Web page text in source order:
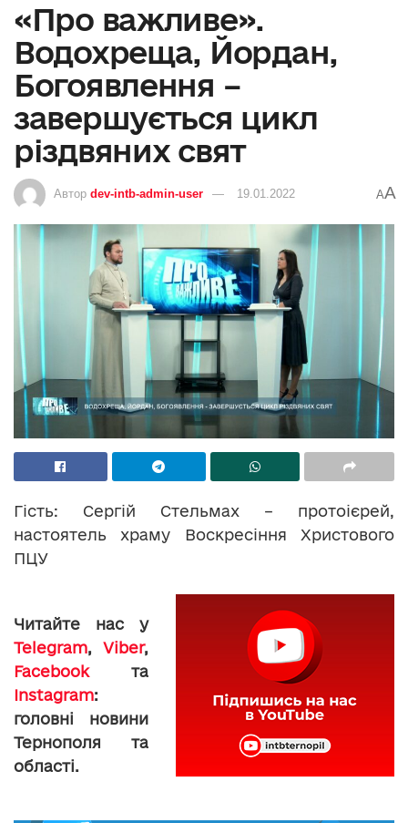
«Про важливе».
Водохреща, Йордан,
Богоявлення –
завершується цикл
різдвяних свят
Автор dev-intb-admin-user 19.01.2022 AA
Гість: Сергій Стельмах – протоієрей,
настоятель храму Воскресіння Христового
ПЦУ
Читайте нас у
Telegram, Viber,
Facebookта
Instagram:
головні новини
Тернополя та
області.